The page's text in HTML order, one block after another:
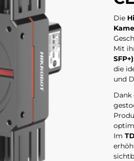
Die
Mit
SFP+)
die
und
Dank
Im